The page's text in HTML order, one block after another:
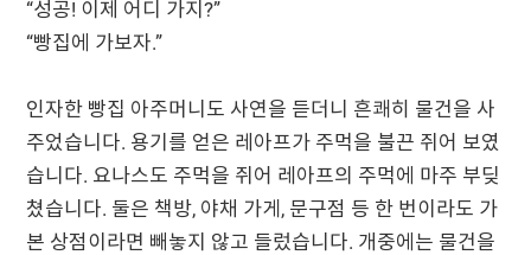
“성공! 이제 어디 가지?”
“빵집에 가보자.”
인자한 빵집 아주머니도 사연을 듣더니 흔쾌히 물건을 사
주었습니다. 용기를 얻은 레아프가 주먹을 불끈 쥐어 보였
습니다. 요나스도 주먹을 쥐어 레아프의 주먹에 마주 부딪
쳤습니다. 둘은 책방, 야채 가게, 문구점 등 한 번이라도 가
본 상점이라면 빼놓지 않고 들렀습니다. 개중에는 물건을